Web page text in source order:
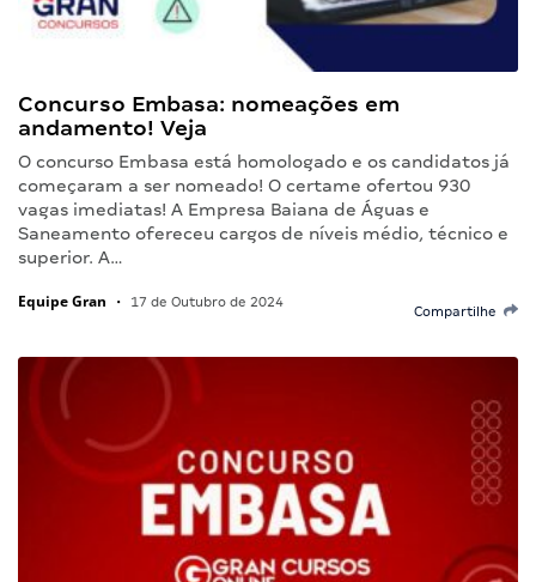
Concurso Embasa: nomeações em
andamento! Veja
O concurso Embasa está homologado e os candidatos já
começaram a ser nomeado! O certame ofertou 930
vagas imediatas! A Empresa Baiana de Águas e
Saneamento ofereceu cargos de níveis médio, técnico e
superior. A…
Equipe Gran • 17 de Outubro de 2024
Compartilhe